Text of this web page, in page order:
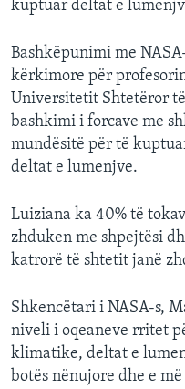
kuptuar deltat e
Bashkëpunimi me
kërkimore për
Universitetit Shtetëror
bashkimi i forcave me
mundësitë për të
deltat e lumenjve.
Luiziana ka 40% të
zhduken me shpejtësi
katrorë të shtetit janë
Shkencëtari i NASA-s,
niveli i oqeaneve rritet
klimatike, deltat e
botës nënujore dhe e